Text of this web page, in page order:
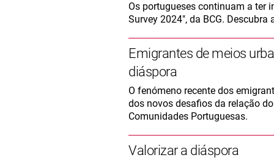
Os portugueses continuam a ter
Survey 2024", da BCG. Descubra
Emigrantes de meios
diáspora
O fenómeno recente dos
dos novos desafios da relação
Comunidades Portuguesas.
Valorizar a diáspora